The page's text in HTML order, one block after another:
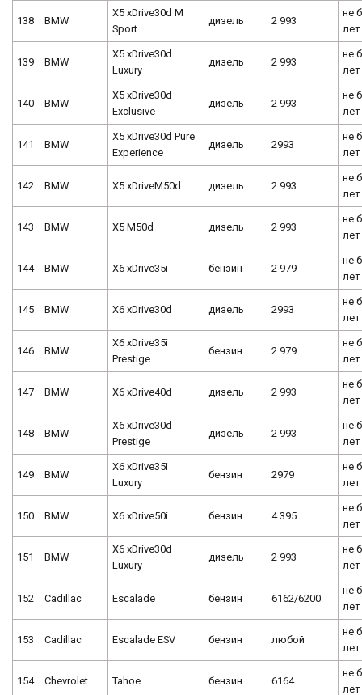
138 BMW
X5 xDrive30d M
Sport
дизель 2 993
не
лет
139 BMW
X5 xDrive30d
Luxury
дизель 2 993
не
лет
140 BMW
X5 xDrive30d
Exclusive
дизель 2 993
не
лет
141 BMW
X5 xDrive30d Pure
Experience
дизель 2993
не
лет
142 BMW X5 xDriveM50d дизель 2 993
не
лет
143 BMW X5 M50d дизель 2 993
не
лет
144 BMW X6 xDrive35i бензин 2 979
не
лет
145 BMW X6 xDrive30d дизель 2993
не
лет
146 BMW
X6 xDrive35i
Prestige
бензин 2 979
не
лет
147 BMW X6 xDrive40d дизель 2 993
не
лет
148 BMW
X6 xDrive30d
Prestige
дизель 2 993
не
лет
149 BMW
X6 xDrive35i
Luxury
бензин 2979
не
лет
150 BMW X6 xDrive50i бензин 4 395
не
лет
151 BMW
X6 xDrive30d
Luxury
дизель 2 993
не
лет
152 Cadillac Escalade бензин 6162/6200
не
лет
153 Cadillac Escalade ESV бензин любой
не
лет
154 Chevrolet Tahoe бензин 6164
не
лет